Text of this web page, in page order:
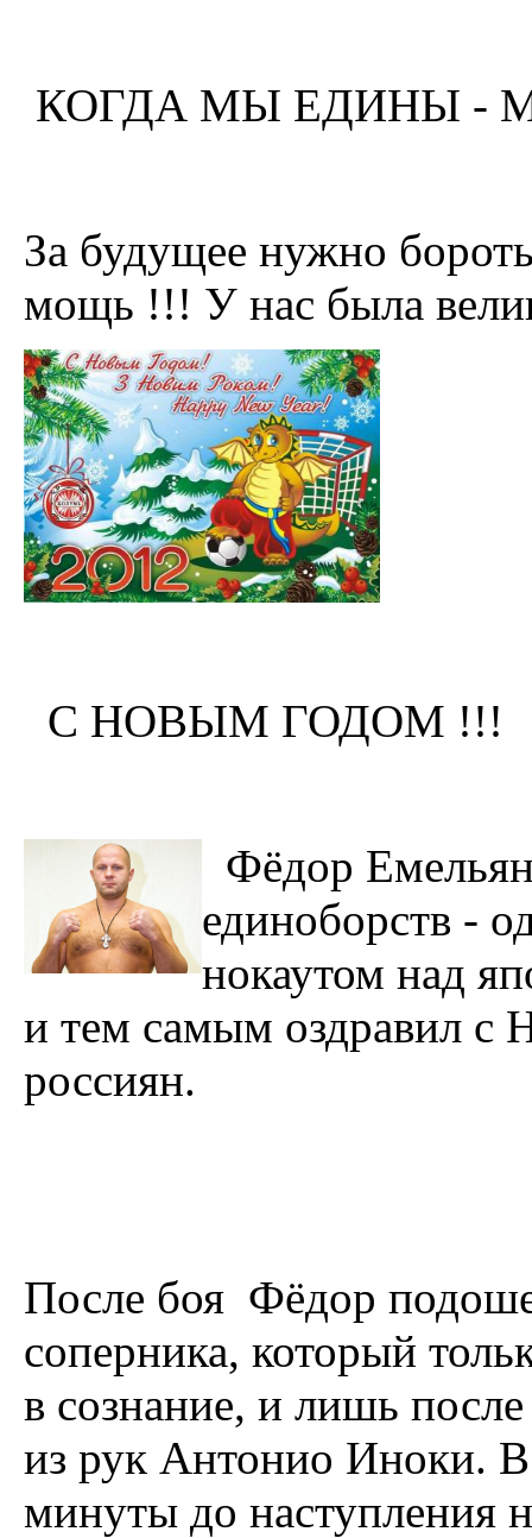
КОГДА МЫ ЕДИНЫ -
За будущее нужно
мощь !!! У нас была
С НОВЫМ ГОДОМ !!!
Фёдор
единоборств -
нокаутом над
и тем самым оздравил с
россиян.
После боя Фёдор
соперника, который
в сознание, и лишь
из рук Антонио Иноки. В
минуты до наступления